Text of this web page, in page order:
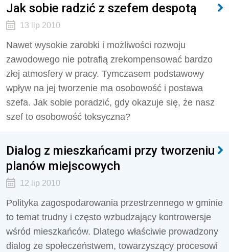
Jak sobie radzić z szefem despotą
13 lip 2010
Nawet wysokie zarobki i możliwości rozwoju
zawodowego nie potrafią zrekompensować bardzo
złej atmosfery w pracy. Tymczasem podstawowy
wpływ na jej tworzenie ma osobowość i postawa
szefa. Jak sobie poradzić, gdy okazuje się, że nasz
szef to osobowość toksyczna?
Dialog z mieszkańcami przy tworzeniu
planów miejscowych
12 lip 2010
Polityka zagospodarowania przestrzennego w gminie
to temat trudny i często wzbudzający kontrowersje
wśród mieszkańców. Dlatego właściwie prowadzony
dialog ze społeczeństwem, towarzyszący procesowi